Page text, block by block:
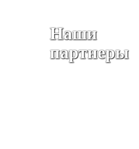
Наши
партнеры